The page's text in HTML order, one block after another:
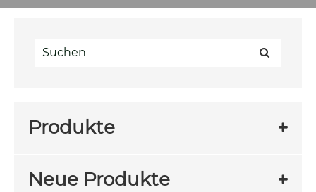
Produkte
Neue Produkte